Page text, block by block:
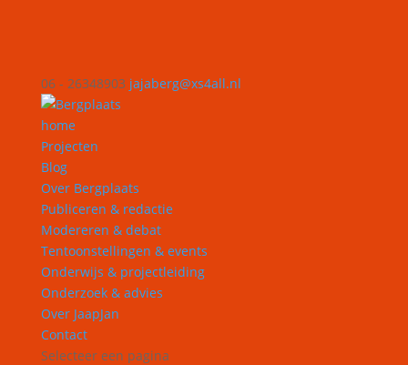
06 - 26348903 jajaberg@xs4all.nl
home
Projecten
Blog
Over Bergplaats
Publiceren & redactie
Modereren & debat
Tentoonstellingen & events
Onderwijs & projectleiding
Onderzoek & advies
Over JaapJan
Contact
Selecteer een pagina